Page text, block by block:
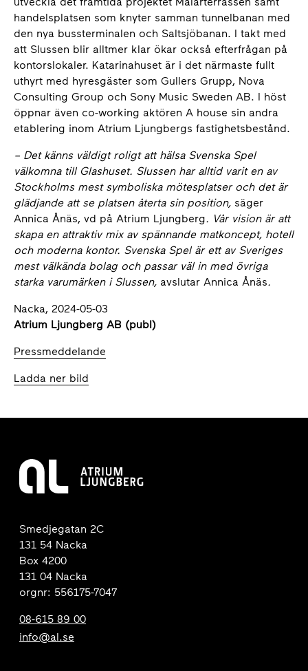
handelsplatsen som knyter samman tunnelbanan med
den nya bussterminalen och Saltsjöbanan. I takt med
att Slussen blir alltmer klar ökar också efterfrågan på
kontorslokaler. Katarinahuset är i det närmaste fullt
uthyrt med hyresgäster som Gullers Grupp, Nova
Consulting Group och Sony Music Sweden AB. I höst
öppnar även co-working aktören A house sin andra
etablering inom Atrium Ljungbergs fastighetsbestånd.
– Det känns väldigt roligt att hälsa Svenska Spel
välkomna till Glashuset. Slussen har alltid varit en av
Stockholms mest symboliska mötesplatser och det är
glädjande att se platsen återta sin position, säger
Annica Ånäs, vd på Atrium Ljungberg. Vår vision är att
skapa en attraktiv mix av spännande matkoncept, hotell
och moderna kontor. Svenska Spel är ett av Sveriges
mest välkända bolag och passar väl in med övriga
starka varumärken i Slussen, avslutar Annica Ånäs.
Nacka, 2024-05-03
Atrium Ljungberg AB (publ)
Pressmeddelande
Ladda ner bild
Smedjegatan 2C
131 54 Nacka
Box 4200
131 04 Nacka
orgnr: 556175-7047
08-615 89 00
info@al.se